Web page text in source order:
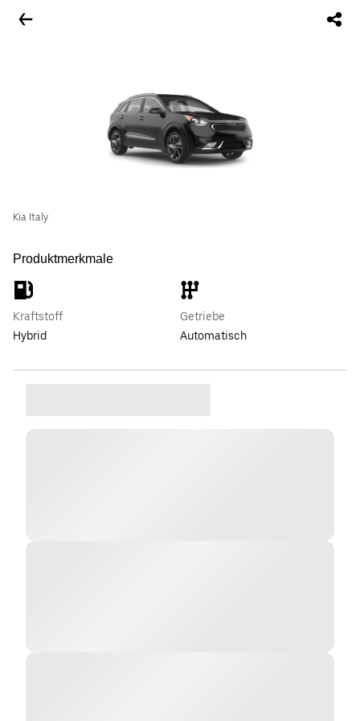
Kia Italy
Produktmerkmale
Kraftstoff
Hybrid
Getriebe
Automatisch